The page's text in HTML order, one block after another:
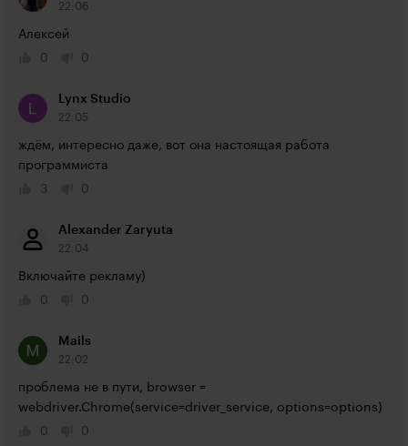
22:06
Алексей
0
0
Lynx Studio
22:05
ждём, интересно даже, вот она настоящая работа
программиста
3
0
Alexander Zaryuta
22:04
Включайте рекламу)
0
0
Mails
22:02
webdriver.Chrome(service=driver_service, options=options)
0
0